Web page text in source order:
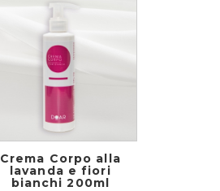
Crema Corpo alla
lavanda e fiori
bianchi 200ml